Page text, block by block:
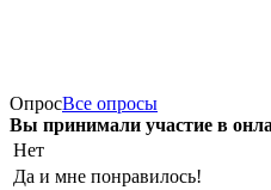
ОпросВсе опросы
Вы принимали участие в
Нет
Да и мне понравилось!